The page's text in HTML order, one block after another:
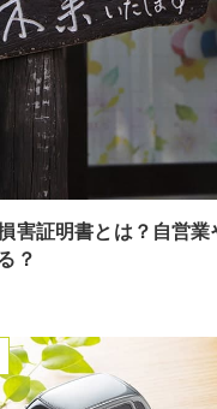
害証明書とは？自営業
？